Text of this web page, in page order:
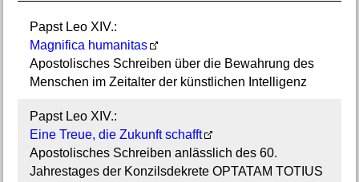
Papst Leo XIV.:
Magnifica humanitas
Apostolisches Schreiben über die Bewahrung des
Menschen im Zeitalter der künstlichen Intelligenz
Papst Leo XIV.:
Eine Treue, die Zukunft schafft
Apostolisches Schreiben anlässlich des 60.
Jahrestages der Konzilsdekrete OPTATAM TOTIUS